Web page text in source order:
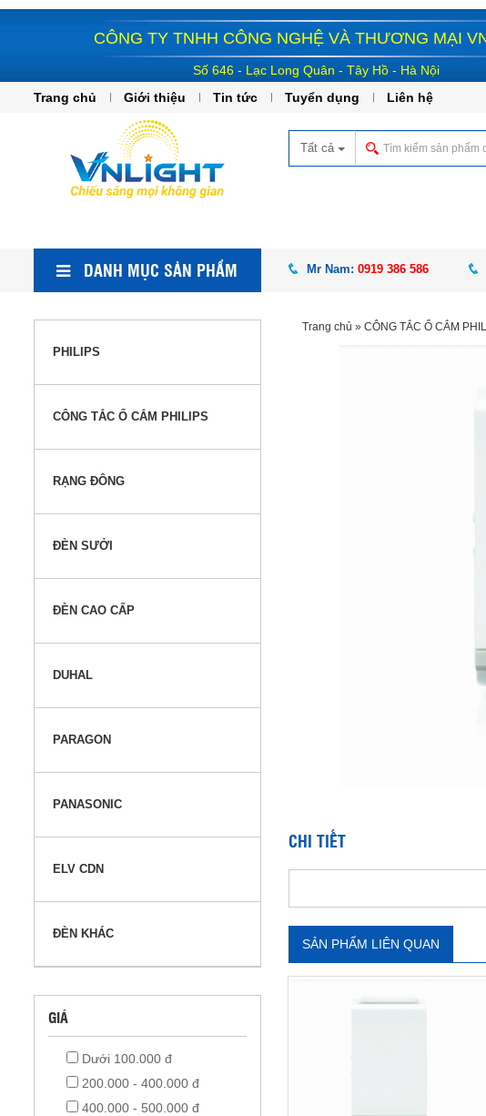
CÔNG TY TNHH CÔNG NGHỆ VÀ THƯƠNG MẠI
Số 646 - Lạc Long Quân - Tây Hồ - Hà Nội
Trang chủ Giới thiệu Tin tức Tuyển dụng Liên hệ
Tất cả
DANH MỤC SẢN PHẨM Mr Nam: 0919 386 586
Trang chủ » CÔNG TẮC Ổ CẮM
CHI TIẾT
SẢN PHẨM LIÊN QUAN
PHILIPS
CÔNG TẮC Ổ CẮM PHILIPS
RẠNG ĐÔNG
ĐÈN SƯỞI
ĐÈN CAO CẤP
DUHAL
PARAGON
PANASONIC
ELV CDN
ĐÈN KHÁC
GIÁ
Dưới 100.000 đ
200.000 - 400.000 đ
400.000 - 500.000 đ